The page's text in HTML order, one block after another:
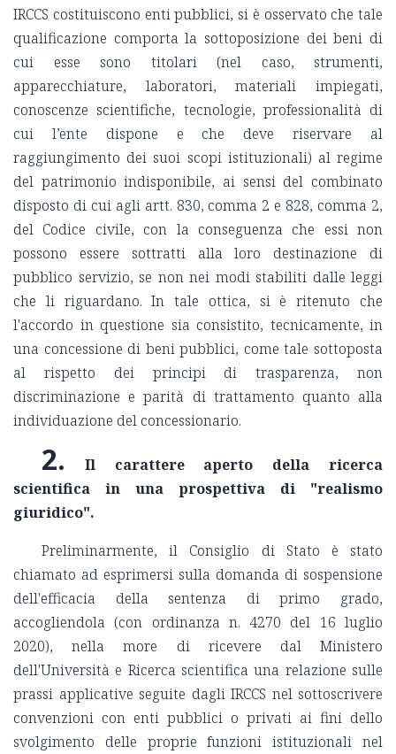
IRCCS costituiscono enti pubblici, si è osservato che tale
qualificazione comporta la sottoposizione dei beni di
cui esse sono titolari (nel caso, strumenti,
apparecchiature, laboratori, materiali impiegati,
conoscenze scientifiche, tecnologie, professionalità di
cui l’ente dispone e che deve riservare al
raggiungimento dei suoi scopi istituzionali) al regime
del patrimonio indisponibile, ai sensi del combinato
disposto di cui agli artt. 830, comma 2 e 828, comma 2,
del Codice civile, con la conseguenza che essi non
possono essere sottratti alla loro destinazione di
pubblico servizio, se non nei modi stabiliti dalle leggi
che li riguardano. In tale ottica, si è ritenuto che
l'accordo in questione sia consistito, tecnicamente, in
una concessione di beni pubblici, come tale sottoposta
al rispetto dei principi di trasparenza, non
discriminazione e parità di trattamento quanto alla
individuazione del concessionario.
2.
Il carattere aperto della ricerca
scientifica in una prospettiva di "realismo
giuridico".
Preliminarmente, il Consiglio di Stato è stato
chiamato ad esprimersi sulla domanda di sospensione
dell'efficacia della sentenza di primo grado,
accogliendola (con ordinanza n. 4270 del 16 luglio
2020), nella more di ricevere dal Ministero
dell'Università e Ricerca scientifica una relazione sulle
prassi applicative seguite dagli IRCCS nel sottoscrivere
convenzioni con enti pubblici o privati ai fini dello
svolgimento delle proprie funzioni istituzionali nel